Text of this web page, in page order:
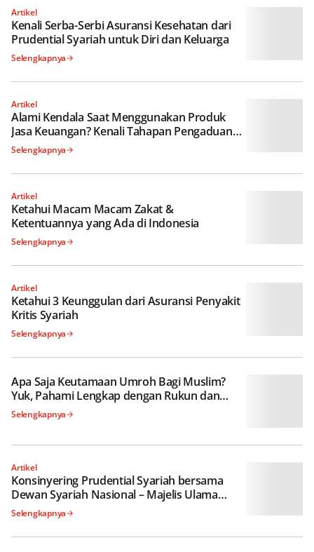
Artikel
Kenali Serba-Serbi Asuransi Kesehatan dari
Prudential Syariah untuk Diri dan Keluarga
Selengkapnya
Artikel
Alami Kendala Saat Menggunakan Produk
Jasa Keuangan? Kenali Tahapan
Pengaduan ke LAPS SJK
Selengkapnya
Artikel
Ketahui Macam Macam Zakat &
Ketentuannya yang Ada di Indonesia
Selengkapnya
Artikel
Ketahui 3 Keunggulan dari Asuransi
Penyakit Kritis Syariah
Selengkapnya
Apa Saja Keutamaan Umroh Bagi Muslim?
Yuk, Pahami Lengkap dengan Rukun dan
Macamnya!
Selengkapnya
Artikel
Konsinyering Prudential Syariah bersama
Dewan Syariah Nasional – Majelis Ulama
Indonesia (DSN – MUI): Perkuat Komitmen,
Wujudkan Inovasi Produk Asuransi
Syariah!
Selengkapnya